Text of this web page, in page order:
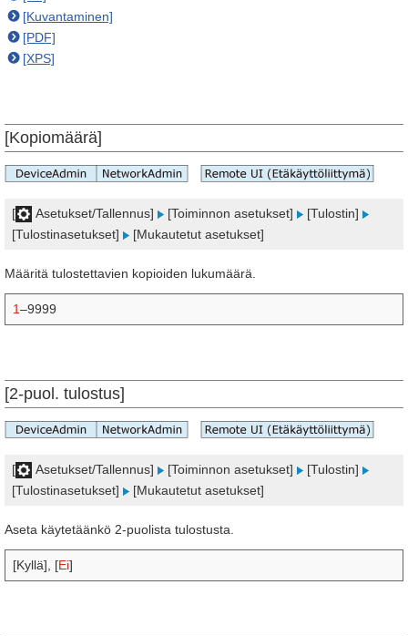
[Kuvantaminen]
[PDF]
[XPS]
[Kopiomäärä]
[ Asetukset/Tallennus] [Toiminnon asetukset]
[Tulostin]
[Tulostinasetukset]
[Mukautetut asetukset]
Määritä tulostettavien kopioiden lukumäärä.
1–9999
[2-puol. tulostus]
[ Asetukset/Tallennus] [Toiminnon asetukset]
[Tulostin]
[Tulostinasetukset]
[Mukautetut asetukset]
Aseta käytetäänkö 2-puolista tulostusta.
[Kyllä], [Ei]